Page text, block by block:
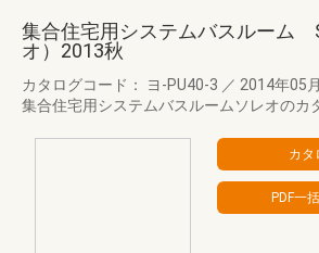
集合住宅用システムバスルーム
オ）2013秋
カタログコード： ヨ-PU40-3 ／ 2014年05月
集合住宅用システムバスルームソレオのカ